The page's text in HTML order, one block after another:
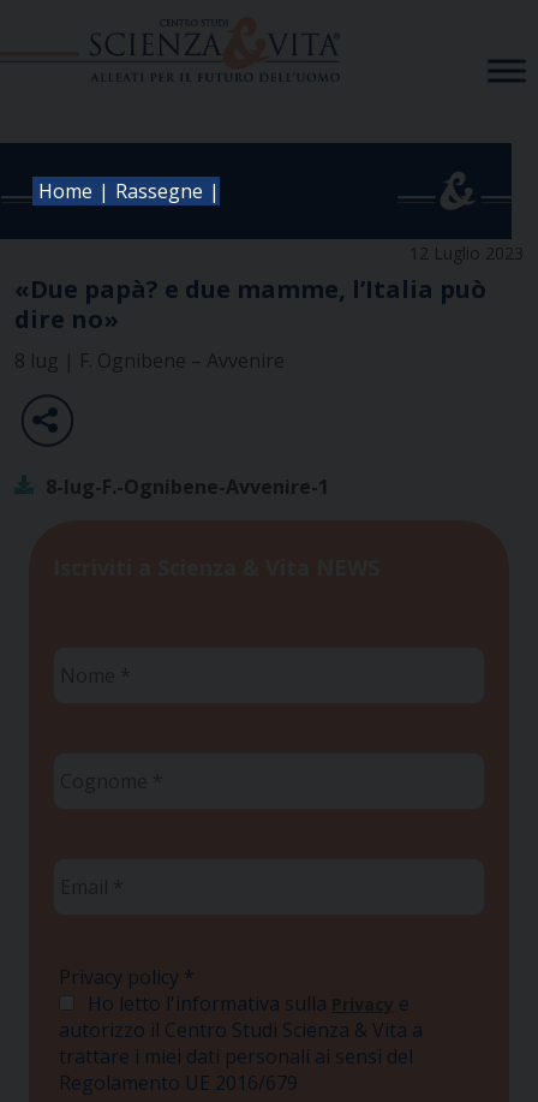
Home | Rassegne |
12 Luglio 2023
«Due papà? e due mamme, l’Italia può
dire no»
8 lug | F. Ognibene – Avvenire
8-lug-F.-Ognibene-Avvenire-1
Privacy policy *
Ho letto l'informativa sulla Privacy e
autorizzo il Centro Studi Scienza & Vita a
trattare i miei dati personali ai sensi del
Regolamento UE 2016/679